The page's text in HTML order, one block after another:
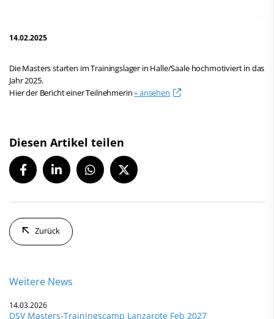
14.02.2025
Die Masters starten im Trainingslager in Halle/Saale hochmotiviert in das
Jahr 2025.
Hier der Bericht einer Teilnehmerin» ansehen
Diesen Artikel teilen
Zurück
Weitere News
14.03.2026
DSV Masters-Trainingscamp Lanzarote Feb 2027